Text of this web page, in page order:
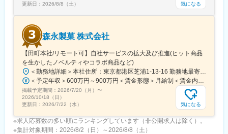
更新日： 2026/8/8（土） 気になる
森永製菓 株式会社
【田町本社/リモート可】自社サービスの拡大及び推進(ヒット商品
を生かしたノベルティやコラボ商品など)
＜勤務地詳細＞本社住所：東京都港区芝浦1-13-16 勤務地最寄駅：JR、都営三田、都営浅草線／田町、三田駅受動喫煙対策：屋内全面禁煙変更の範囲：会社の定める事業所（リモートワーク含む）
＜予定年収＞600万円～900万円＜賃金形態＞月給制＜賃金内訳＞月額（基本給）：300,000円～380,000円＜月給＞300,000円～380,000円＜昇給有無＞有＜残業手当＞有＜給与補足＞■昇給：年1回（4月）■賞与：年2回（6月、12月）賃金はあくまでも目安の金額であり、選考を通じて上下する可能性があります。月給(月額)は固定手当を含めた表記です。
掲載予定期間： 2026/7/20（月） 〜
2026/10/18（日）
更新日： 2026/7/22（水） 気になる
※求人応募数の多い順にランキングしています（非公開求人は除く）。
※集計対象期間：2026/8/2（日）～2026/8/8（土）